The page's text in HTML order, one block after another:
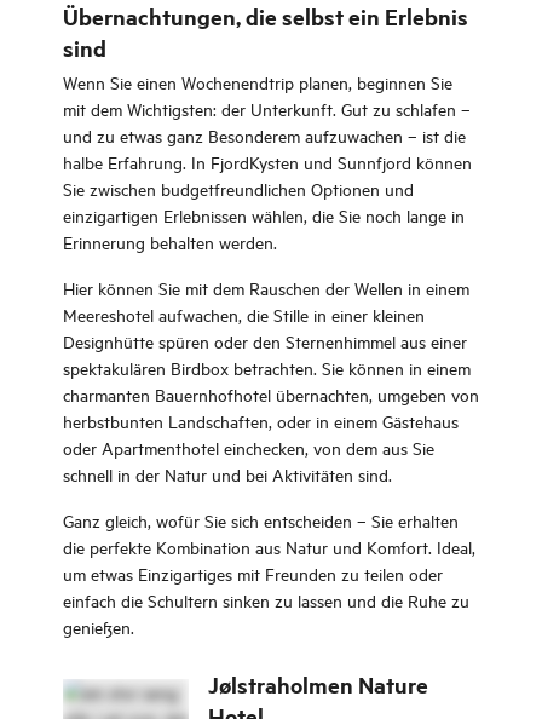
Übernachtungen, die selbst ein Erlebnis
sind
Wenn Sie einen Wochenendtrip planen, beginnen Sie
mit dem Wichtigsten: der Unterkunft. Gut zu schlafen –
und zu etwas ganz Besonderem aufzuwachen – ist die
halbe Erfahrung. In FjordKysten und Sunnfjord können
Sie zwischen budgetfreundlichen Optionen und
einzigartigen Erlebnissen wählen, die Sie noch lange in
Erinnerung behalten werden.
Hier können Sie mit dem Rauschen der Wellen in einem
Meeres­hotel aufwachen, die Stille in einer kleinen
Designhütte spüren oder den Sternenhimmel aus einer
spektakulären Birdbox betrachten. Sie können in einem
charmanten Bauernhofhotel übernachten, umgeben von
herbstbunten Landschaften, oder in einem Gästehaus
oder Apartmenthotel einchecken, von dem aus Sie
schnell in der Natur und bei Aktivitäten sind.
Ganz gleich, wofür Sie sich entscheiden – Sie erhalten
die perfekte Kombination aus Natur und Komfort. Ideal,
um etwas Einzigartiges mit Freunden zu teilen oder
einfach die Schultern sinken zu lassen und die Ruhe zu
genießen.
Jølstraholmen Nature